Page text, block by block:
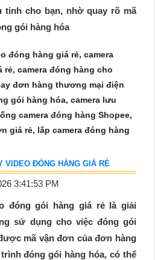
tinh cho bạn, nhờ quay rõ mã
gói hàng hóa
VIDEO ĐÓNG HÀNG GIÁ RẺ
3:41:53 PM
đóng gói hàng giá rẻ là giải
sử dụng cho việc đóng gói
mã vận đơn của đơn hàng
đóng gói hàng hóa, có thể